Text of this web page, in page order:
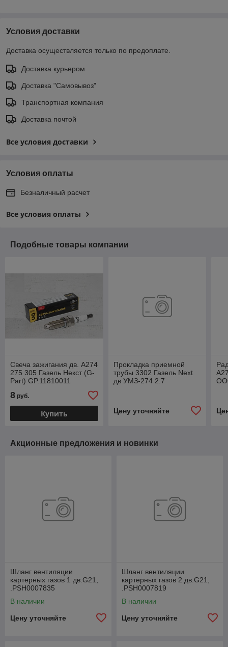
Условия доставки
Доставка осуществляется только по предоплате.
Доставка курьером
Доставка "Самовывоз"
Транспортная компания
Доставка почтой
Все условия доставки
Условия оплаты
Безналичный расчет
Все условия оплаты
Подобные товары компании
Свеча зажигания дв. А274
275 305 Газель Некст (G-
Part) GP.11810011
8 руб.
Купить
Прокладка приемной
трубы 3302 Газель Next
дв УМЗ-274 2.7
Цену уточняйте
Акционные предложения и новинки
Шланг вентиляции
картерных газов 1 дв.G21,
.РSН0007835
В наличии
Цену уточняйте
Шланг вентиляции
картерных газов 2 дв.G21,
.РSН0007819
В наличии
Цену уточняйте